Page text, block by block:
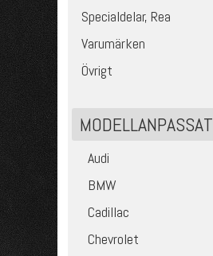
Specialdelar, Rea
Varumärken
Övrigt
MODELLANPASSAT
Audi
BMW
Cadillac
Chevrolet